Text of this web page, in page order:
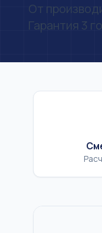
От
Гарантия 3